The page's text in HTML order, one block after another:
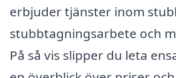
erbjuder tjänster inom
stubbtagningsarbete och
På så vis slipper du leta